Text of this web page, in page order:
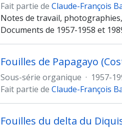
Fait partie de Claude-François
Notes de travail,
Documents de 1957-1958 et
Fouilles de Papagayo
Sous-série organique · 1957-
Fait partie de Claude-François
Fouilles du delta du